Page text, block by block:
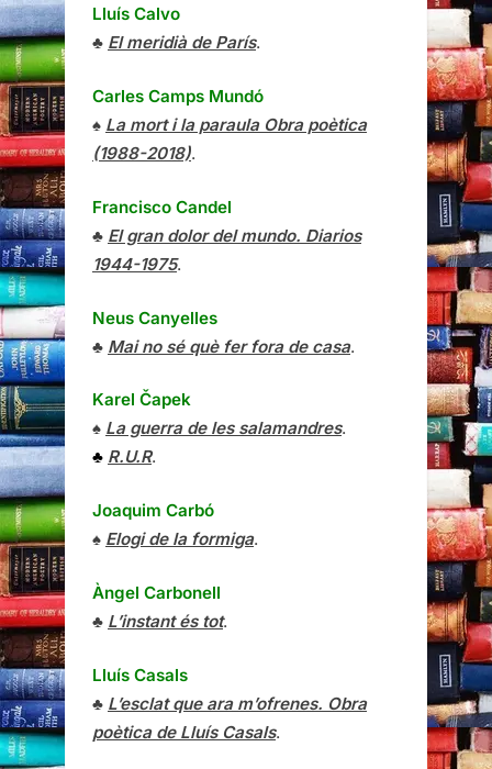
Lluís Calvo
♣ El meridià de París.
Carles Camps Mundó
♠ La mort i la paraula Obra poètica
(1988-2018).
Francisco Candel
♣ El gran dolor del mundo. Diarios
1944-1975.
Neus Canyelles
♣ Mai no sé què fer fora de casa.
Karel Čapek
♠ La guerra de les salamandres.
♣ R.U.R.
Joaquim Carbó
♠ Elogi de la formiga.
Àngel Carbonell
♣ L’instant és tot.
Lluís Casals
♣ L’esclat que ara m’ofrenes. Obra
poètica de Lluís Casals.